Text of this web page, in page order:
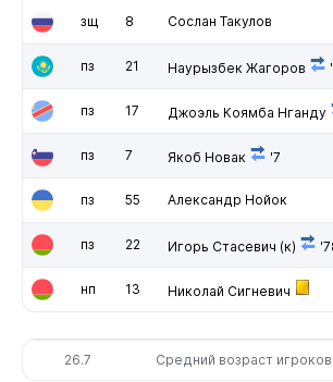
зщ 8 Сослан Такулов
пз 21 Наурызбек Жагоров
пз 17 Джоэль Коямба Нганду
пз 7 Якоб Новак '7
пз 55 Александр Нойок
пз 22 Игорь Стасевич (к)
нп 13 Николай Сигневич
26.7 Средний возраст игроков